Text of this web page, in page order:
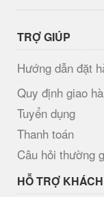
TRỢ GIÚP
Hướng dẫn đặt
Quy định giao
Tuyển dụng
Thanh toán
Câu hỏi thường
HỖ TRỢ